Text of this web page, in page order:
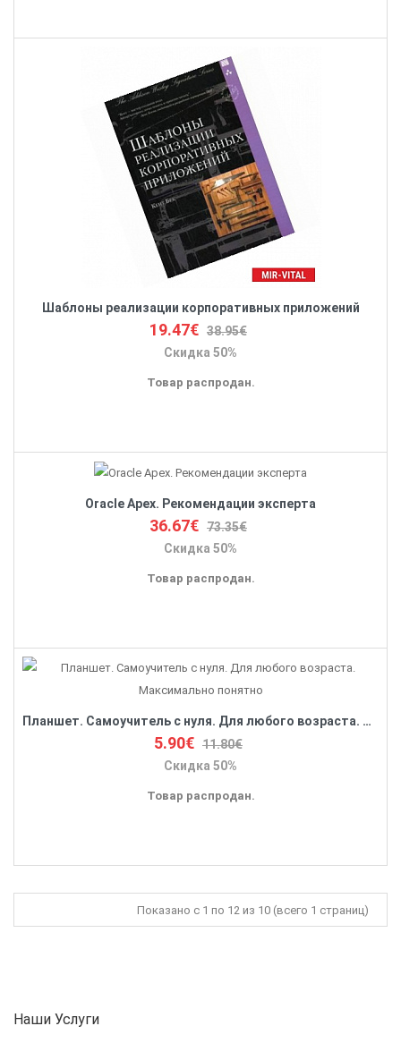
Шаблоны реализации корпоративных приложений
19.47€ 38.95€
Скидка 50%
Товар распродан.
Oracle Apex. Рекомендации эксперта
36.67€ 73.35€
Скидка 50%
Товар распродан.
Планшет. Самоучитель с нуля. Для любого возраста. Максимально понятно
5.90€ 11.80€
Скидка 50%
Товар распродан.
Показано с 1 по 12 из 10 (всего 1 страниц)
Наши Услуги